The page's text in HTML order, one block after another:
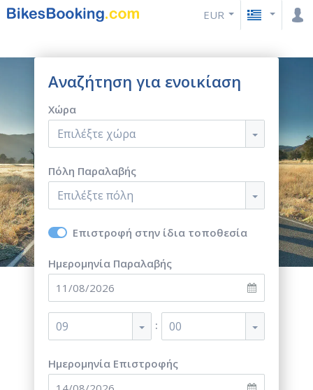
EUR
Αναζήτηση για ενοικίαση
Χώρα
Επιλέξτε χώρα
Πόλη Παραλαβής
Επιλέξτε πόλη
Επιστροφή στην ίδια τοποθεσία
Ημερομηνία Παραλαβής
09 : 00
Ημερομηνία Επιστροφής